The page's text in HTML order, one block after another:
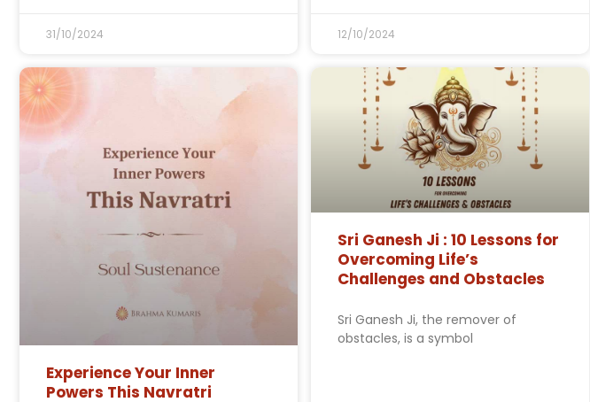
31/10/2024 12/10/2024
Experience Your Inner
Powers This Navratri
Sri Ganesh Ji : 10 Lessons for
Overcoming Life’s
Challenges and Obstacles
Sri Ganesh Ji, the remover of
obstacles, is a symbol